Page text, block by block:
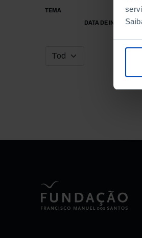
TEMA
DATA DE INÍCIO